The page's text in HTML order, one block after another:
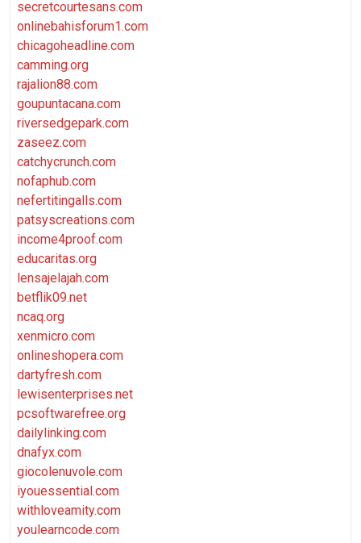
secretcourtesans.com
onlinebahisforum1.com
chicagoheadline.com
camming.org
rajalion88.com
goupuntacana.com
riversedgepark.com
zaseez.com
catchycrunch.com
nofaphub.com
nefertitingalls.com
patsyscreations.com
income4proof.com
educaritas.org
lensajelajah.com
betflik09.net
ncaq.org
xenmicro.com
onlineshopera.com
dartyfresh.com
lewisenterprises.net
pcsoftwarefree.org
dailylinking.com
dnafyx.com
giocolenuvole.com
iyouessential.com
withloveamity.com
youlearncode.com